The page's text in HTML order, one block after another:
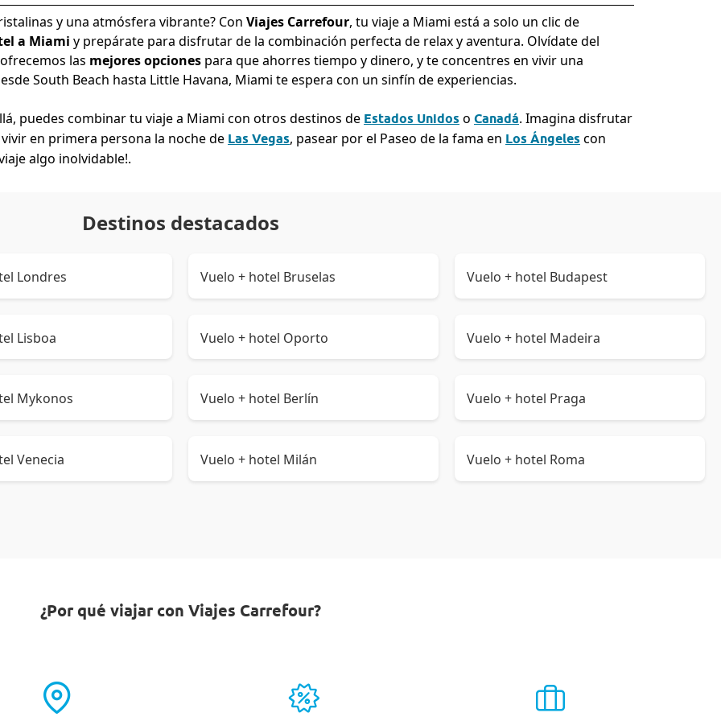
y una atmósfera vibrante? Con Viajes Carrefour, tu viaje a Miami está a solo un clic de
a Miami y prepárate para disfrutar de la combinación perfecta de relax y aventura. Olvídate del
las mejores opciones para que ahorres tiempo y dinero, y te concentres en vivir una
South Beach hasta Little Havana, Miami te espera con un sinfín de experiencias.
puedes combinar tu viaje a Miami con otros destinos de Estados Unidos o Canadá. Imagina disfrutar
en primera persona la noche de Las Vegas, pasear por el Paseo de la fama en Los Ángeles con
algo inolvidable!.
Destinos destacados
Londres Vuelo + hotel Bruselas Vuelo + hotel Budapest
Lisboa Vuelo + hotel Oporto Vuelo + hotel Madeira
Mykonos Vuelo + hotel Berlín Vuelo + hotel Praga
Venecia Vuelo + hotel Milán Vuelo + hotel Roma
¿Por qué viajar con Viajes Carrefour?